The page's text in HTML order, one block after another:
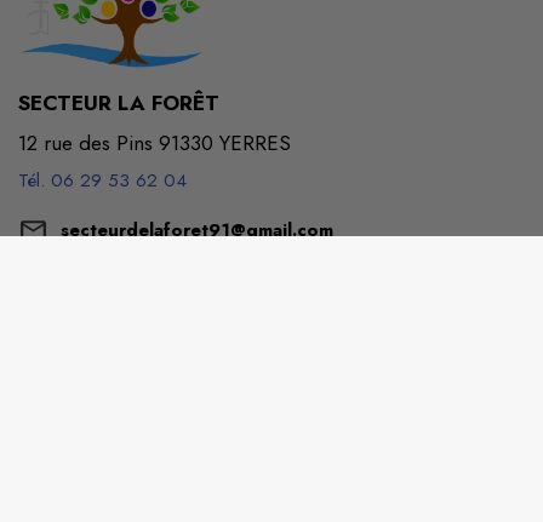
SECTEUR LA FORÊT
12 rue des Pins 91330 YERRES
Tél. 06 29 53 62 04
secteurdelaforet91@gmail.com